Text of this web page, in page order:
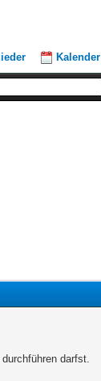
Kalender
darfst.